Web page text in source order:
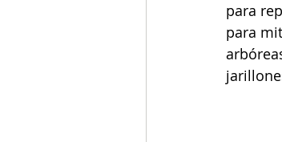
para
para